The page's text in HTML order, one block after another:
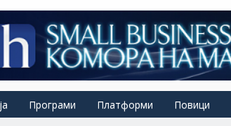
Програми Платформи Повици